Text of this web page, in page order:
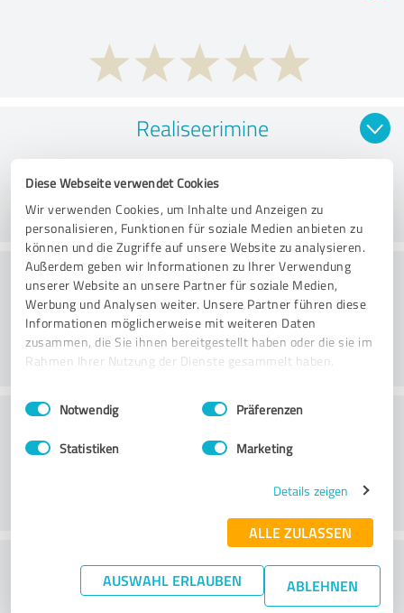
Diese Webseite verwendet Cookies
Wir verwenden Cookies, um Inhalte und Anzeigen zu
personalisieren, Funktionen für soziale Medien anbieten zu
können und die Zugriffe auf unsere Website zu analysieren.
Außerdem geben wir Informationen zu Ihrer Verwendung
unserer Website an unsere Partner für soziale Medien,
Werbung und Analysen weiter. Unsere Partner führen diese
Informationen möglicherweise mit weiteren Daten
zusammen, die Sie ihnen bereitgestellt haben oder die sie im
Rahmen Ihrer Nutzung der Dienste gesammelt haben.
Impressum Datenschutzbestimmungen
Einwilligungsauswahl
Notwendig Präferenzen
Statistiken Marketing
Details zeigen
ALLE ZULASSEN
AUSWAHL ERLAUBEN ABLEHNEN
Realiseerimine
Konsultatsioon
Klienditeenindus
What do you think of the price to
performance ratio?